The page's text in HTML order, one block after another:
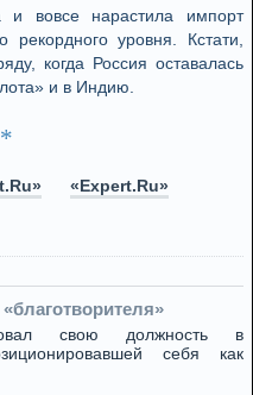
вовсе нарастила импорт
уровня. Кстати,
когда Россия оставалась
и в Индию.
«Expert.Ru»
свою должность в
себя как